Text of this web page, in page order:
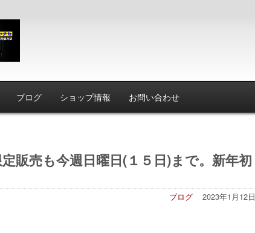
ブログ ショップ情報 お問い合わせ
販売も今週日曜日(１５日)まで。新年初
2023年1月12日
ブログ